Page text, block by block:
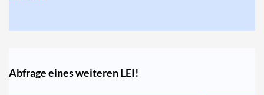
Abfrage eines weiteren LEI!